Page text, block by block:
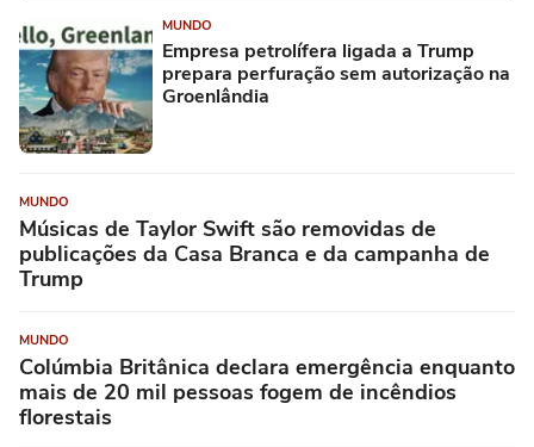
MUNDO
Empresa petrolífera ligada a Trump
prepara perfuração sem autorização na
Groenlândia
MUNDO
Músicas de Taylor Swift são removidas de
publicações da Casa Branca e da campanha de
Trump
MUNDO
Colúmbia Britânica declara emergência enquanto
mais de 20 mil pessoas fogem de incêndios
florestais